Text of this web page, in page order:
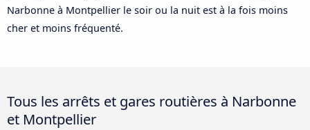
Narbonne à Montpellier le soir ou la nuit est à la fois moins
cher et moins fréquenté.
Tous les arrêts et gares routières à Narbonne
et Montpellier